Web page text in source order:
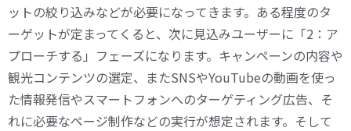
ットの絞り込みなどが必要になってきます。ある程度のタ
ーゲットが定まってくると、次に見込みユーザーに「2：ア
プローチする」フェーズになります。キャンペーンの内容や
観光コンテンツの選定、またSNSやYouTubeの動画を使っ
た情報発信やスマートフォンへのターゲティング広告、そ
れに必要なページ制作などの実行が想定されます。そして